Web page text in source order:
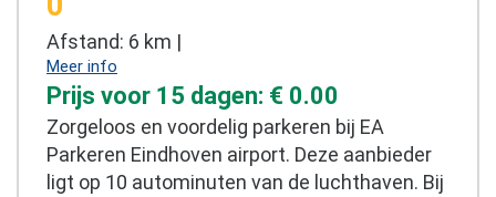
Afstand: 6 km |
Meer info
Prijs voor 15 dagen: € 0.00
Zorgeloos en voordelig parkeren bij EA
Parkeren Eindhoven airport. Deze aanbieder
ligt op 10 autominuten van de luchthaven. Bij